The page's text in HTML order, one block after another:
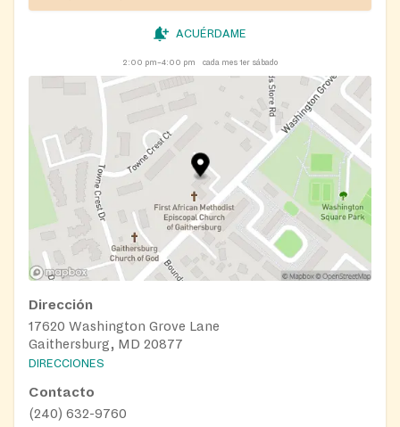
ACUÉRDAME
2:00 pm–4:00 pm cada mes 1er sábado
Dirección
17620 Washington Grove Lane
Gaithersburg, MD 20877
DIRECCIONES
Contacto
(240) 632-9760